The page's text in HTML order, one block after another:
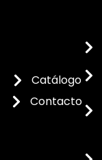
Catálogo
Contacto